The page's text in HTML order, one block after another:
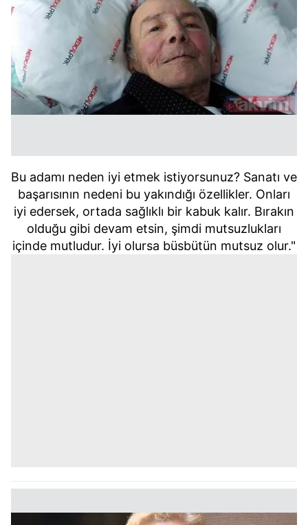
Bu adamı neden iyi etmek istiyorsunuz? Sanatı ve
başarısının nedeni bu yakındığı özellikler. Onları
iyi edersek, ortada sağlıklı bir kabuk kalır. Bırakın
olduğu gibi devam etsin, şimdi mutsuzlukları
içinde mutludur. İyi olursa büsbütün mutsuz olur."